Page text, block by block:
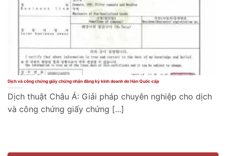
Dịch và công chứng giấy chứng nhận đăng ký kinh doanh do Hàn Quốc cấp
Dịch thuật Châu Á: Giải pháp chuyên nghiệp cho dịch
và công chứng giấy chứng [...]